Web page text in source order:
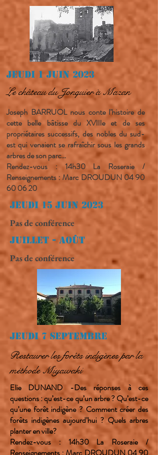
Jeudi 1 juin 2023
Le château du Jonquier à Mazan
Joseph BARRUOL nous conte l’histoire de
cette belle bâtisse du XVIIIe et de ses
propriétaires successifs, des nobles du sud-
est qui venaient se rafraîchir sous les grands
arbres de son parc…
Rendez-vous : 14h30 La Roseraie /
Renseignements : Marc DROUDUN 04 90
60 06 20
Jeudi 15 juin 2023
Pas de conférence
Juillet - AOÛT
Pas de conférence
Jeudi 7 Septembre
Restaurer les forêts indigènes par la
méthode Miyawaki
Elie DUNAND -Des réponses à ces
questions : qu’est-ce qu’un arbre ? Qu’est-ce
qu’une forêt indigène ? Comment créer des
forêts indigènes aujourd’hui ? Quels arbres
planter en ville?
Rendez-vous : 14h30 La Roseraie /